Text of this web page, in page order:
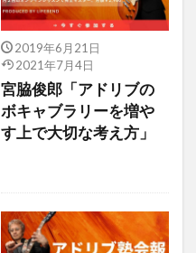
2019年6月21日
2021年7月4日
宮脇俊郎「アドリブの
ボキャブラリーを増や
す上で大切な考え方」